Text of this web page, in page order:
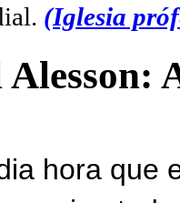
(Iglesia
hora que